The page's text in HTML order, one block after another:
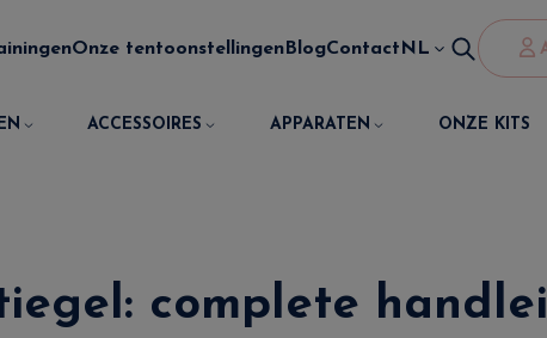
Onze tentoonstellingen BlogContact NL
ACCESSOIRES APPARATEN ONZE KITS
complete